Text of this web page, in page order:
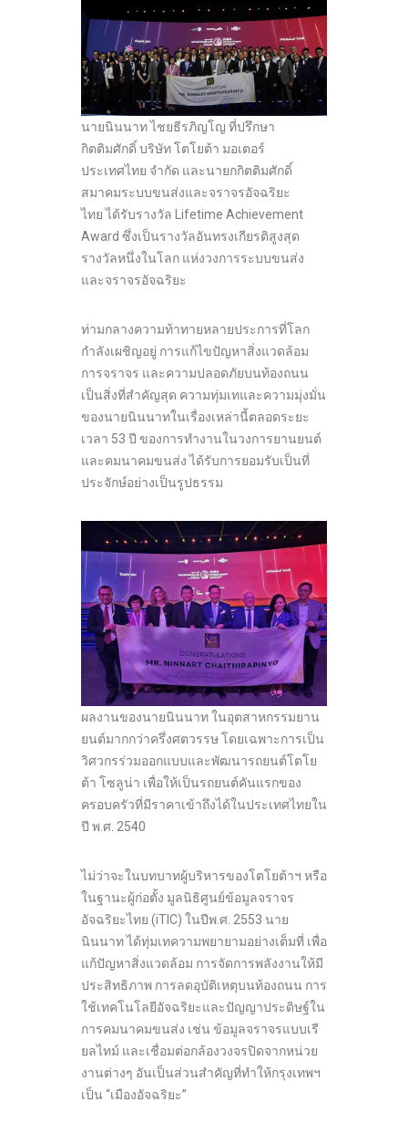
นายนินนาท ไชยธีรภิญโญ ที่ปรึกษา
กิตติมศักดิ์ บริษัท โตโยต้า มอเตอร์
ประเทศไทย จำกัด และนายกกิตติมศักดิ์
สมาคมระบบขนส่งและจราจรอัจฉริยะ
ไทย ได้รับรางวัล Lifetime Achievement
Award ซึ่งเป็นรางวัลอันทรงเกียรติสูงสุด
รางวัลหนึ่งในโลก แห่งวงการระบบขนส่ง
และจราจรอัจฉริยะ
ท่ามกลางความท้าทายหลายประการที่โลก
กำลังเผชิญอยู่ การแก้ไขปัญหาสิ่งแวดล้อม
การจราจร และความปลอดภัยบนท้องถนน
เป็นสิ่งที่สำคัญสุด ความทุ่มเทและความมุ่งมั่น
ของนายนินนาทในเรื่องเหล่านี้ตลอดระยะ
เวลา 53 ปี ของการทำงานในวงการยานยนต์
และคมนาคมขนส่ง ได้รับการยอมรับเป็นที่
ประจักษ์อย่างเป็นรูปธรรม
ผลงานของนายนินนาท ในอุตสาหกรรมยาน
ยนต์มากกว่าครึ่งศตวรรษ โดยเฉพาะการเป็น
วิศวกรร่วมออกแบบและพัฒนารถยนต์โตโย
ต้า โซลูน่า เพื่อให้เป็นรถยนต์คันแรกของ
ครอบครัวที่มีราคาเข้าถึงได้ในประเทศไทยใน
ปี พ.ศ. 2540
ไม่ว่าจะในบทบาทผู้บริหารของโตโยต้าฯ หรือ
ในฐานะผู้ก่อตั้ง มูลนิธิศูนย์ข้อมูลจราจร
อัจฉริยะไทย (iTIC) ในปีพ.ศ. 2553 นาย
นินนาท ได้ทุ่มเทความพยายามอย่างเต็มที่ เพื่อ
แก้ปัญหาสิ่งแวดล้อม การจัดการพลังงานให้มี
ประสิทธิภาพ การลดอุบัติเหตุบนท้องถนน การ
ใช้เทคโนโลยีอัจฉริยะและปัญญาประดิษฐ์ใน
การคมนาคมขนส่ง เช่น ข้อมูลจราจรแบบเรี
ยลไทม์ และเชื่อมต่อกล้องวงจรปิดจากหน่วย
งานต่างๆ อันเป็นส่วนสำคัญที่ทำให้กรุงเทพฯ
เป็น “เมืองอัจฉริยะ”